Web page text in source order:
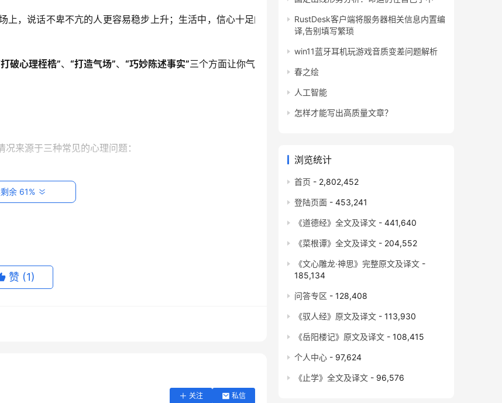
，说话不卑不亢的人更容易稳步上升；生活中，信心十足的人更能赢得尊重、获得好感。而那些讲话没底气的
破心理桎梏”、 “打造气场”、 “巧妙陈述事实”三个方面让你气场大开，快速成为职场中最受欢迎的人。
来源于三种常见的心理问题：
不能流畅地表达自己的意见，自然感觉自己底气不足。
批评，慢慢就会变得越来越不自信，长大后，对权威者的恐惧就泛化到上司、客户或者表现更好的人身上去。
创造一次成功的对话，获得一次突破性的经验。 这样才能走出失败→恐惧
余 61%
赞 (1)
关注 私信
RustDesk客户端将服务器相关信息内置编
译,告别填写繁琐
win11蓝牙耳机玩游戏音质变差问题解析
春之绘
人工智能
怎样才能写出高质量文章？
浏览统计
首页 - 2,802,452
登陆页面 - 453,241
《道德经》全文及译文 - 441,640
《菜根谭》全文及译文 - 204,552
《文心雕龙·神思》完整原文及译文 -
185,134
问答专区 - 128,408
《驭人经》原文及译文 - 113,930
《岳阳楼记》原文及译文 - 108,415
个人中心 - 97,624
《止学》全文及译文 - 96,576